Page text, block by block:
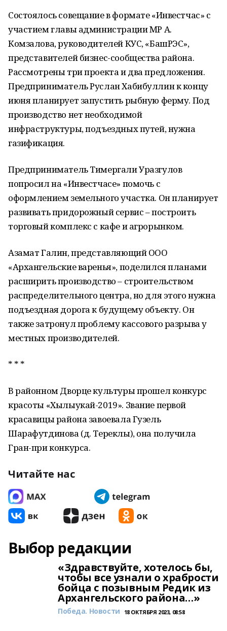
Состоялось совещание в формате «Инвестчас» с
участием главы администрации МР А.
Комзалова, руководителей КУС, «БашРЭС»,
представителей бизнес-сообщества района.
Рассмотрены три проекта и два предложения.
Предприниматель Руслан Хабибуллин к концу
июня планирует запустить рыбную ферму. Под
производство нет необходимой
инфраструктуры, подъездных путей, нужна
газификация.
Предприниматель Тимергали Уразгулов
попросил на «Инвестчасе» помочь с
оформлением земельного участка. Он планирует
развивать придорожный сервис – построить
торговый комплекс с кафе и агрорынком.
Азамат Галин, представляющий ООО
«Архангельские варенья», поделился планами
расширить производство – строительством
распределительного центра, но для этого нужна
подъездная дорога к будущему объекту. Он
также затронул проблему кассового разрыва у
местных производителей.
* * *
В районном Дворце культуры прошел конкурс
красоты «Хылыукай-2019». Звание первой
красавицы района завоевала Гузель
Шарафутдинова (д. Тереклы), она получила
Гран-при конкурса.
Читайте нас
Выбор редакции
«Здравствуйте, хотелось бы,
чтобы все узнали о храбрости
бойца с позывным Редик из
Архангельского района…»
Победа. Новости 18 ОКТЯБРЯ 2023, 08:58